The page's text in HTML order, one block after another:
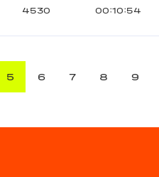
4530 00:10:54
5 6 7 8 9